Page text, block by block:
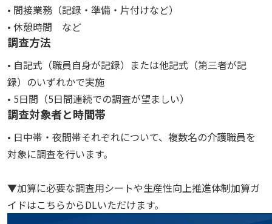
• 間接業務（記録・準備・片付けなど）
• 休憩時間 など
調査方法
• 自記式（職員自身が記録）または他記式（第三者が記
録）のいずれかで実施
• 5日間（5日間連続での調査が望ましい）
調査対象者と時間帯
• 日中帯・夜間帯それぞれについて、複数名の介護職員を
対象に調査を行います。
▼加算に必要な調査用シートや生産性向上推進体制加算ガ
イドはこちらからDLいただけます。